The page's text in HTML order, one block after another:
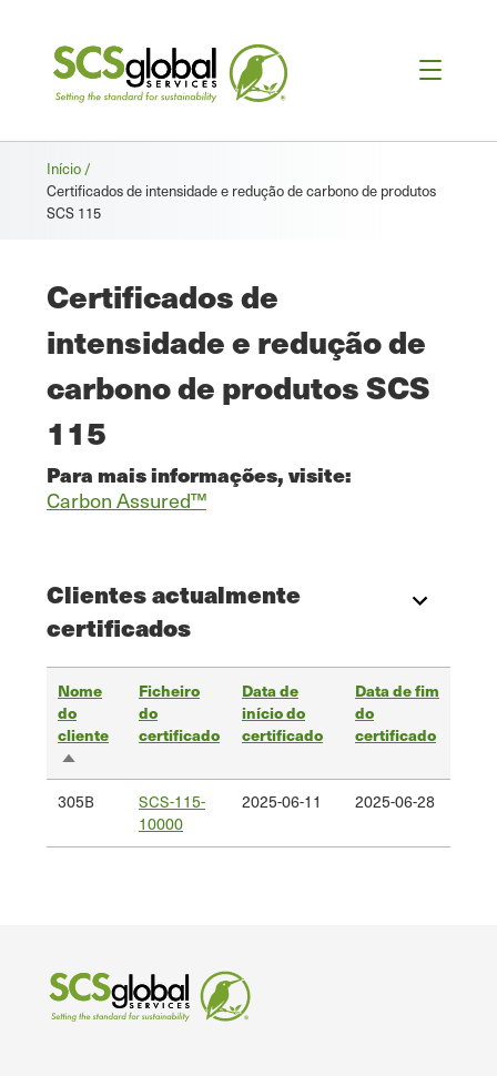
Breadcrumb
Início /
Certificados de intensidade e redução de carbono de produtos
SCS 115
Certificados de
intensidade e redução de
carbono de produtos SCS
115
Para mais informações, visite:
Carbon Assured™
Clientes actualmente
certificados
Nome
do
cliente
Ordenação
decrescente
Ficheiro
do
certificado
Data de
início do
certificado
Data de fim
do
certificado
305B
SCS-115-
10000
2025-06-11 2025-06-28